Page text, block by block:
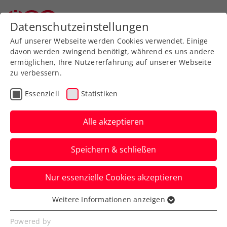
Aktuelle News
News filtern
Datenschutzeinstellungen
Auf unserer Webseite werden Cookies verwendet. Einige
davon werden zwingend benötigt, während es uns andere
ermöglichen, Ihre Nutzererfahrung auf unserer Webseite
zu verbessern.
Essenziell Statistiken
Alle akzeptieren
Speichern & schließen
Nur essenzielle Cookies akzeptieren
Essenziell
Essenzielle Cookies werden für grundlegende
Weitere Informationen anzeigen
Powered by